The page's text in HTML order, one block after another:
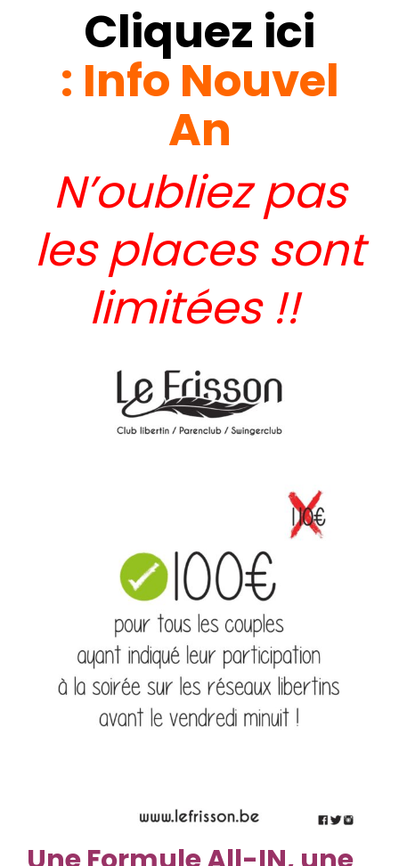
Cliquez ici
: Info Nouvel
An
N’oubliez pas
les places sont
limitées !!